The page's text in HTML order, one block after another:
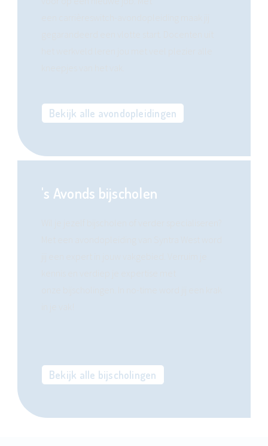
Bekijk alle avondopleidingen
's Avonds bijscholen
Bekijk alle bijscholingen